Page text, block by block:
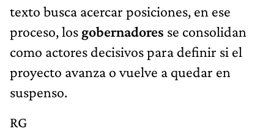
texto busca acercar posiciones, en ese
proceso, los gobernadores se consolidan
como actores decisivos para definir si el
proyecto avanza o vuelve a quedar en
suspenso.
RG